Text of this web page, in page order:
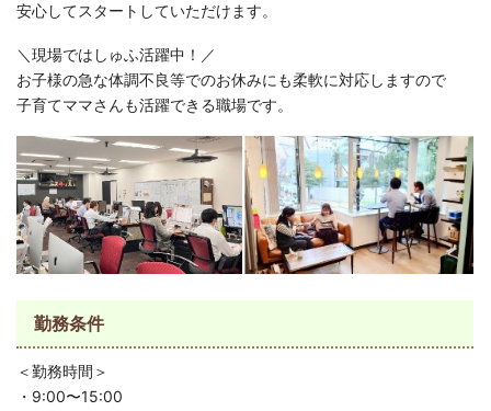
安心してスタートしていただけます。
＼現場ではしゅふ活躍中！／
お子様の急な体調不良等でのお休みにも柔軟に対応しますので
子育てママさんも活躍できる職場です。
勤務条件
＜勤務時間＞
・9:00〜15:00